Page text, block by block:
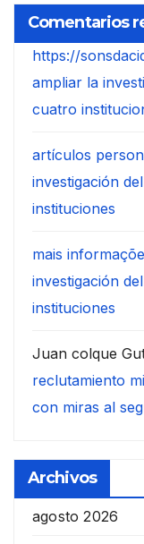
Comentarios
https://
ampliar la
cuatro
artículos
investigación
instituciones
mais
investigación
instituciones
Juan colque
reclutamiento
con miras al
Archivos
agosto 2026